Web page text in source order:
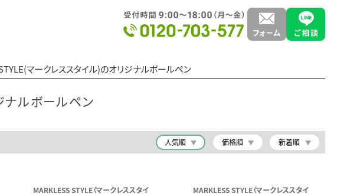
マークレススタイル)のオリジナルボールペン
ナルボールペン
人気順 価格順 新着順
MARKLESS STYLE（マークレススタイ
MARKLESS STYLE（マークレススタイ